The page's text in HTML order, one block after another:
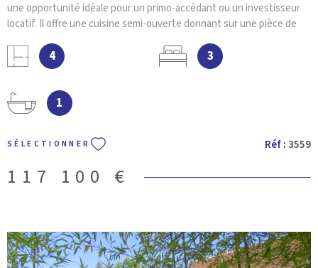
une opportunité idéale pour un primo-accédant ou un investisseur
locatif. Il offre une cuisine semi-ouverte donnant sur une pièce de
buanderie pratique. Un garage attenant complète l’ensemble,
apportant un véritable atout au quotidien. Implantée sur un terrain
facile à aménager selon vos envies. Pour organiser une visite ou
obtenir davantage d’informations, votre agence VILLEFRANCHE
4 3
1
SÉLECTIONNER Réf :3559
117 100 €